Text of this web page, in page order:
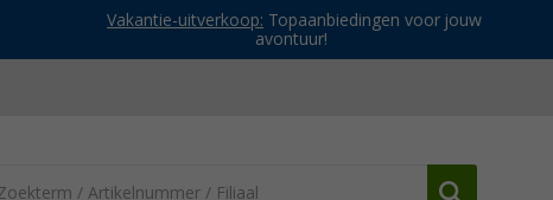
Vakantie-uitverkoop: Topaanbiedingen voor jouw
avontuur!